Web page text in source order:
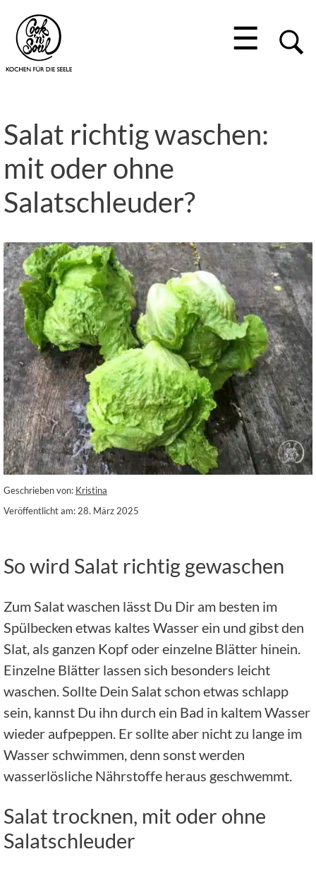
☰
Salat richtig waschen:
mit oder ohne
Salatschleuder?
Geschrieben von: Kristina
Veröffentlicht am: 28. März 2025
So wird Salat richtig gewaschen
Zum Salat waschen lässt Du Dir am besten im
Spülbecken etwas kaltes Wasser ein und gibst den
Slat, als ganzen Kopf oder einzelne Blätter hinein.
Einzelne Blätter lassen sich besonders leicht
waschen. Sollte Dein Salat schon etwas schlapp
sein, kannst Du ihn durch ein Bad in kaltem Wasser
wieder aufpeppen. Er sollte aber nicht zu lange im
Wasser schwimmen, denn sonst werden
wasserlösliche Nährstoffe heraus geschwemmt.
Salat trocknen, mit oder ohne
Salatschleuder